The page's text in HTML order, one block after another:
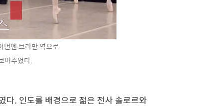
엔 브라만 역으로
여주었다.
다. 인도를 배경으로 젊은 전사 솔로르와